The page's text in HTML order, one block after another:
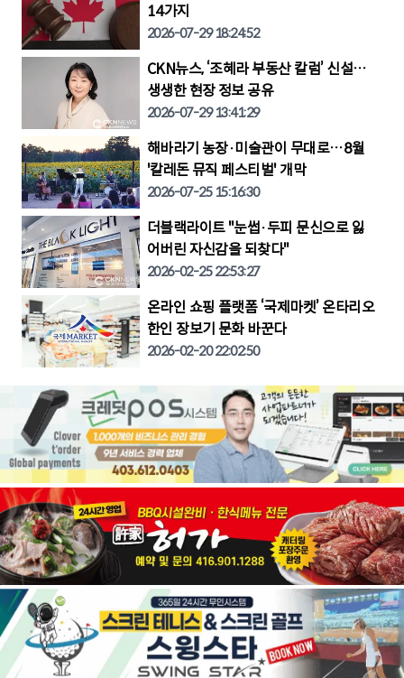
14가지
2026-07-29 18:24:52
CKN뉴스, ‘조혜라 부동산 칼럼’ 신설…
생생한 현장 정보 공유
2026-07-29 13:41:29
해바라기 농장·미술관이 무대로…8월
'칼레돈 뮤직 페스티벌' 개막
2026-07-25 15:16:30
더블랙라이트 "눈썹·두피 문신으로 잃
어버린 자신감을 되찾다"
2026-02-25 22:53:27
온라인 쇼핑 플랫폼 ‘국제마켓’ 온타리오
한인 장보기 문화 바꾼다
2026-02-20 22:02:50